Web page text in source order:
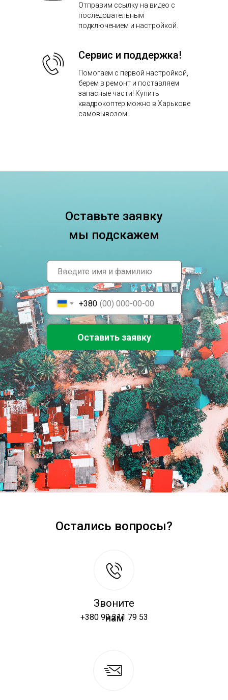
Отправим ссылку на видео с
последовательным
подключением и настройкой.
Помогаем с первой настройкой,
берем в ремонт и поставляем
запасные части! Купить
квадрокоптер можно в Харькове
самовывозом.
Сервис и поддержка!
Оставьте заявку
мы подскажем
+380
Оставить заявку
+380 99 211 79 53
Звоните
нам
Остались вопросы?